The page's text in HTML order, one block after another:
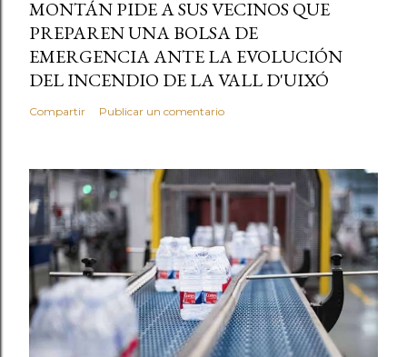
MONTÁN PIDE A SUS VECINOS QUE
PREPAREN UNA BOLSA DE
EMERGENCIA ANTE LA EVOLUCIÓN
DEL INCENDIO DE LA VALL D'UIXÓ
Compartir Publicar un comentario